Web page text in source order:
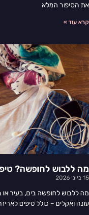
את הסיפור המלא
קרא עוד »
מה ללבוש לחופשה?
15 ביוני 2026
מה ללבוש לחופשה בים, בעיר
עונה ואקלים – כולל טיפים